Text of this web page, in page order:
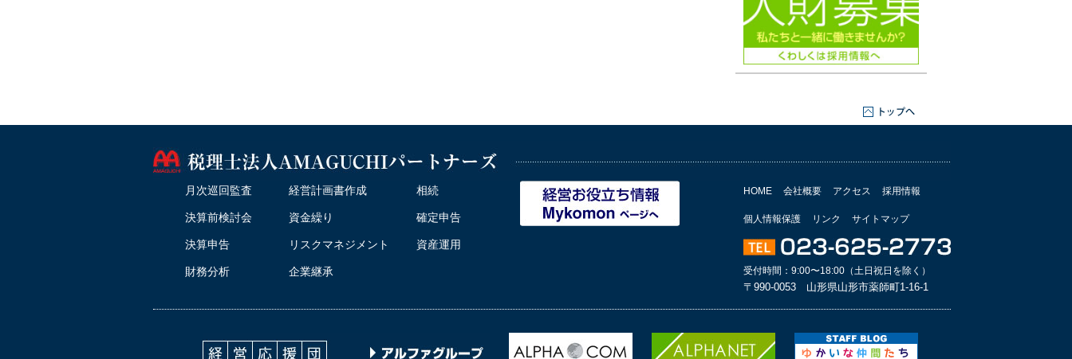
月次巡回監査
決算前検討会
決算申告
財務分析
経営計画書作成
資金繰り
リスクマネジメント
企業継承
相続
確定申告
資産運用
HOME 会社概要 アクセス 採用情報
個人情報保護 リンク サイトマップ
受付時間：9:00〜18:00（土日祝日を除く）
〒990-0053 山形県山形市薬師町1-16-1